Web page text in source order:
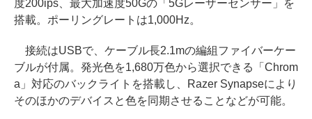
度200ips、最大加速度50Gの「5Gレーザーセンサー」を
搭載。ポーリングレートは1,000Hz。
接続はUSBで、ケーブル長2.1mの編組ファイバーケー
ブルが付属。発光色を1,680万色から選択できる「Chrom
a」対応のバックライトを搭載し、Razer Synapseにより
そのほかのデバイスと色を同期させることなどが可能。